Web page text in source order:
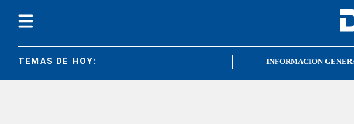
TEMAS DE HOY: MAR DEL PLATA ESTEBAN
INFORMACION